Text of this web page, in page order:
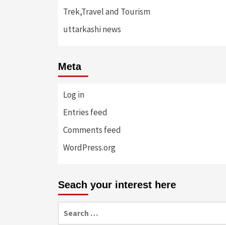
Trek,Travel and Tourism
uttarkashi news
Meta
Log in
Entries feed
Comments feed
WordPress.org
Seach your interest here
for: